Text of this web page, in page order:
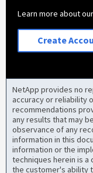
Learn more about
Create
NetApp provides no
accuracy or reliability
recommendations
any results that may
observance of any
information in this
information or the
techniques herein is
the customer's ability